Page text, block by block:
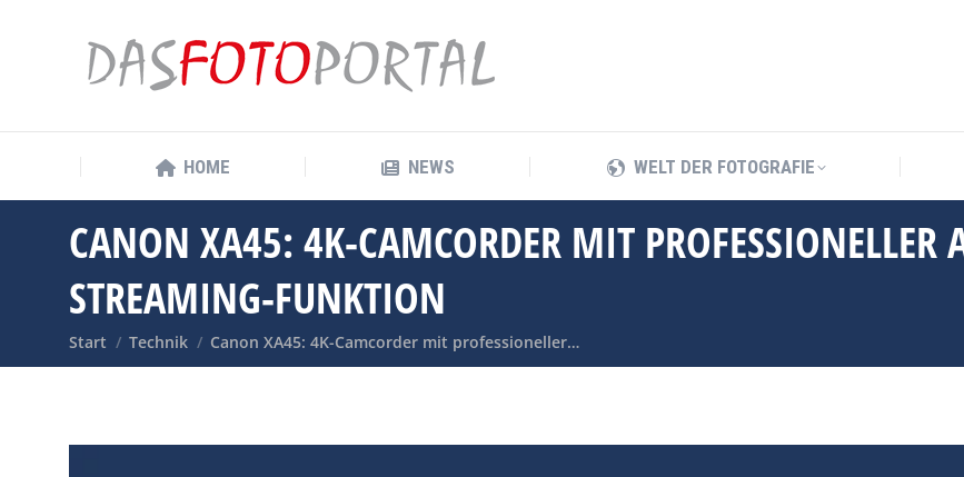
HOME NEWS WELT DER FOTOGRAFIE
CANON XA45: 4K-CAMCORDER MIT
STREAMING-FUNKTION
Sie befinden sich hier:
Start Technik Canon XA45: 4K-Camcorder mit professioneller…
HOME NEWS